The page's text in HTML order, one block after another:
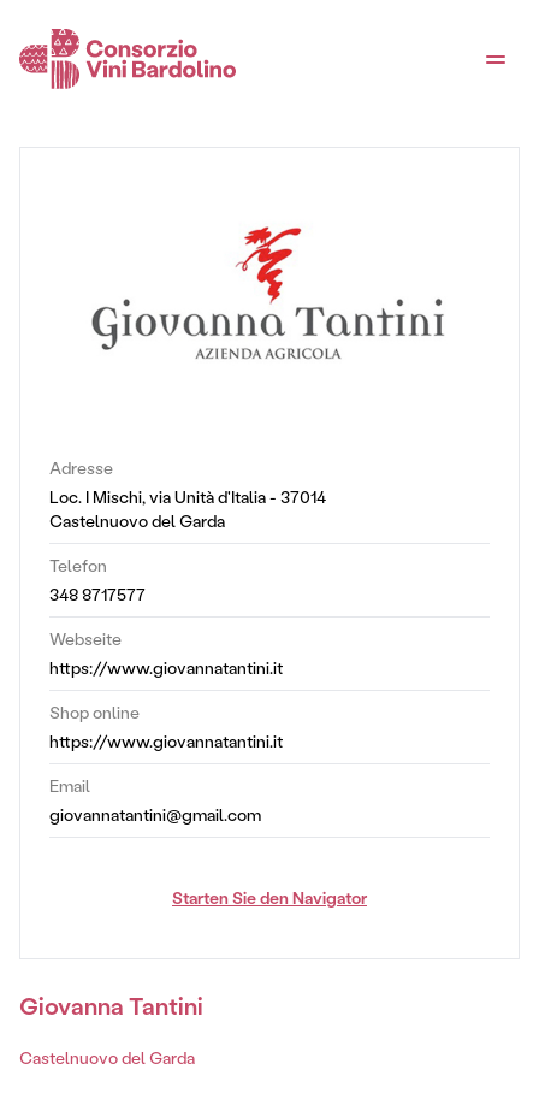
Adresse
Loc. I Mischi, via Unità d'Italia - 37014
Castelnuovo del Garda
Telefon
348 8717577
Webseite
https://www.giovannatantini.it
Shop online
https://www.giovannatantini.it
Email
giovannatantini@gmail.com
Starten Sie den Navigator
Giovanna Tantini
Castelnuovo del Garda